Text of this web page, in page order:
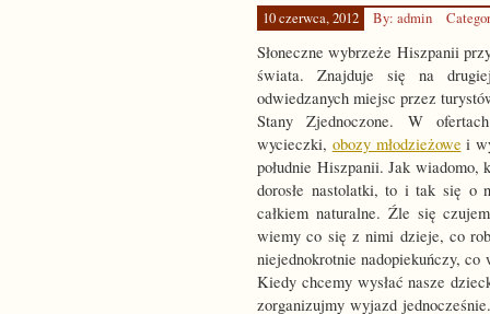
10 czerwca, 2012 By: admin
Słoneczne wybrzeże Hiszpanii
świata. Znajduje się na
odwiedzanych miejsc przez
Stany Zjednoczone. W
wycieczki, obozy młodzieżowe i
południe Hiszpanii. Jak
dorosłe nastolatki, to i tak się o
całkiem naturalne. Źle się
wiemy co się z nimi dzieje, co
niejednokrotnie nadopiekuńczy,
Kiedy chcemy wysłać nasze
zorganizujmy wyjazd